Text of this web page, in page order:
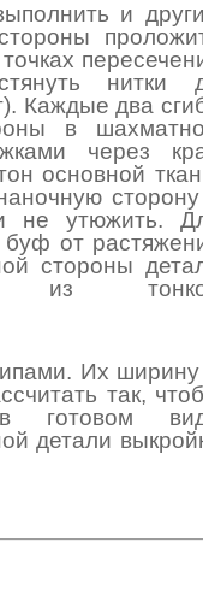
и
нитки
Каждые два
в
через
основной
не утюжить.
от
стороны
из
Их
так,
готовом
детали